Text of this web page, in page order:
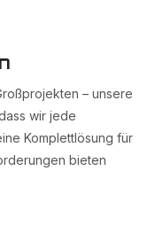
– unsere
wir jede
Komplettlösung für
bieten